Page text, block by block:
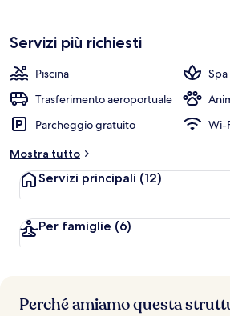
Servizi più richiesti
Piscina
Spa
Trasferimento aeroportuale
Parcheggio gratuito
Wi-
Mostra tutto
Servizi principali (12)
Per famiglie (6)
Perché amiamo questa